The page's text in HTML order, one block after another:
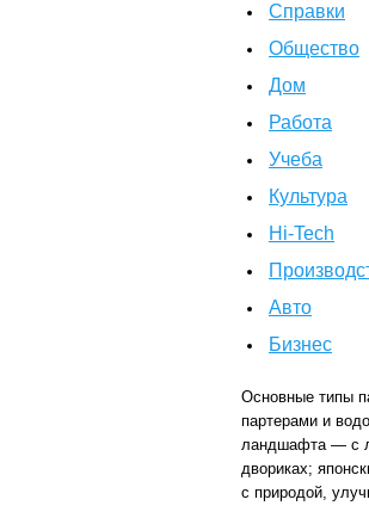
Справки
Общество
Дом
Работа
Учеба
Культура
Hi-Tech
Авто
Бизнес
Основные типы
партерами и
ландшафта — с
двориках;
с природой,